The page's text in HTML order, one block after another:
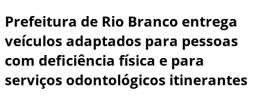
Prefeitura de Rio Branco entrega
veículos adaptados para pessoas
com deficiência física e para
serviços odontológicos itinerantes